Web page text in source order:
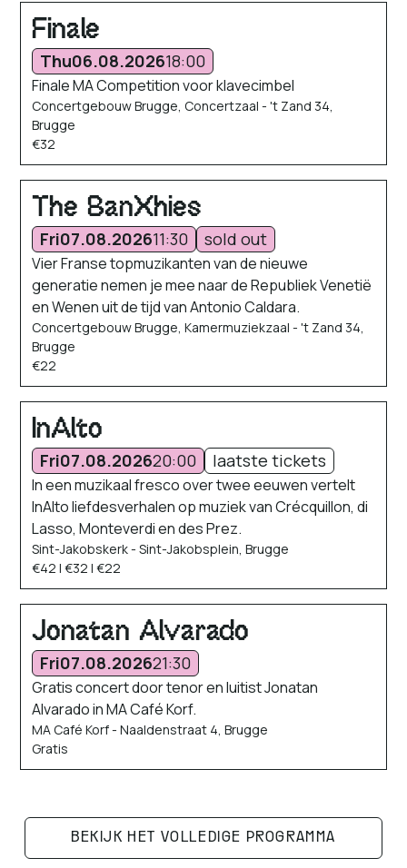
Finale
Thu06.08.202618:00
Finale MA Competition voor klavecimbel
Concertgebouw Brugge, Concertzaal - 't Zand 34,
Brugge
€32
The BanXhies
Fri07.08.202611:30 sold out
Vier Franse topmuzikanten van de nieuwe
generatie nemen je mee naar de Republiek Venetië
en Wenen uit de tijd van Antonio Caldara.
Concertgebouw Brugge, Kamermuziekzaal - 't Zand 34,
Brugge
€22
InAlto
Fri07.08.202620:00 laatste tickets
In een muzikaal fresco over twee eeuwen vertelt
InAlto liefdesverhalen op muziek van Crécquillon, di
Lasso, Monteverdi en des Prez.
Sint-Jakobskerk - Sint-Jakobsplein, Brugge
€42 | €32 | €22
Jonatan Alvarado
Fri07.08.202621:30
Gratis concert door tenor en luitist Jonatan
Alvarado in MA Café Korf.
MA Café Korf - Naaldenstraat 4, Brugge
Gratis
BEKIJK HET VOLLEDIGE PROGRAMMA